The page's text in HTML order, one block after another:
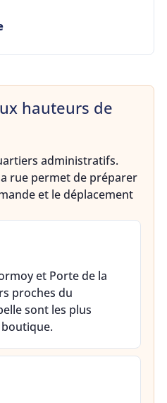
hauteurs de
administratifs.
rue permet de préparer
et le déplacement
et Porte de la
proches du
sont les plus